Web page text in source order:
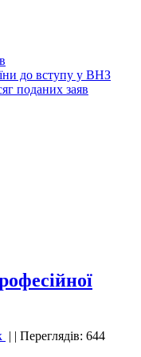
до вступу у ВНЗ
поданих заяв
| | Переглядів: 644